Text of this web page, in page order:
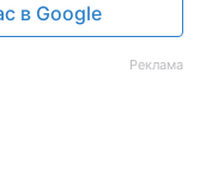
в Google
Реклама